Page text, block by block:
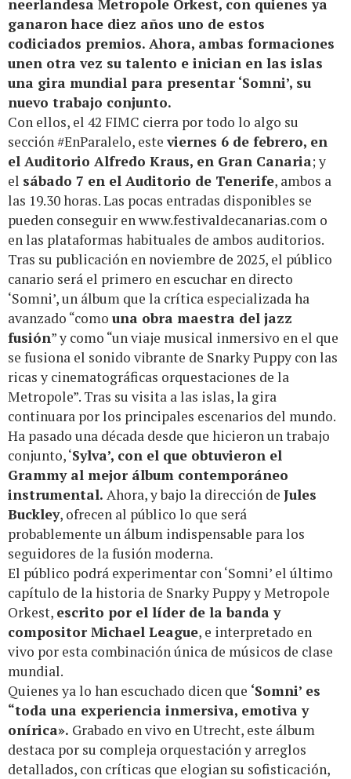
neerlandesa Metropole Orkest, con quienes ya
ganaron hace diez años uno de estos
codiciados premios. Ahora, ambas formaciones
unen otra vez su talento e inician en las islas
una gira mundial para presentar ‘Somni’, su
nuevo trabajo conjunto.
Con ellos, el 42 FIMC cierra por todo lo algo su
sección #EnParalelo, esteviernes 6 de febrero, en
el Auditorio Alfredo Kraus, en Gran Canaria; y
el sábado 7 en el Auditorio de Tenerife, ambos a
las 19.30 horas. Las pocas entradas disponibles se
pueden conseguir enwww.festivaldecanarias.com o
en las plataformas habituales de ambos auditorios.
Tras su publicación en noviembre de 2025, el público
canario será el primero en escuchar en directo
‘Somni’, un álbum que la crítica especializada ha
avanzado “como una obra maestra del jazz
fusión” y como “un viaje musical inmersivo en el que
se fusiona el sonido vibrante de Snarky Puppy con las
ricas y cinematográficas orquestaciones de la
Metropole”. Tras su visita a las islas, la gira
continuara por los principales escenarios del mundo.
Ha pasado una década desde que hicieron un trabajo
conjunto, ‘Sylva’, con el que obtuvieron el
Grammy al mejor álbum contemporáneo
instrumental. Ahora, y bajo la dirección de Jules
Buckley, ofrecen al público lo que será
probablemente un álbum indispensable para los
seguidores de la fusión moderna.
El público podrá experimentar con ‘Somni’ el último
capítulo de la historia de Snarky Puppy y Metropole
Orkest, escrito por el líder de la banda y
compositor Michael League, e interpretado en
vivo por esta combinación única de músicos de clase
mundial.
Quienes ya lo han escuchado dicen que ‘Somni’ es
“toda una experiencia inmersiva, emotiva y
onírica». Grabado en vivo en Utrecht, este álbum
destaca por su compleja orquestación y arreglos
detallados, con críticas que elogian su sofisticación,